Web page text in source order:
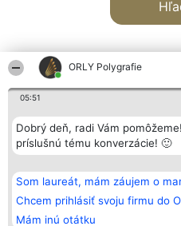
ORLY Polygrafie
05:51
Dobrý deň, radi Vám
príslušnú tému konverzácie! 🙂
Som laureát, mám záujem o
Chcem prihlásiť svoju firmu do
Mám inú otátku
Organizátor hodnotenia
Bright Side Solutions sp. z o.
o. sp. k.
Wrocław 50-079
KRS 0000749100 | Regon
381313360 | NIP 8943132676
+48 508 492 400
Laureáti
Lista